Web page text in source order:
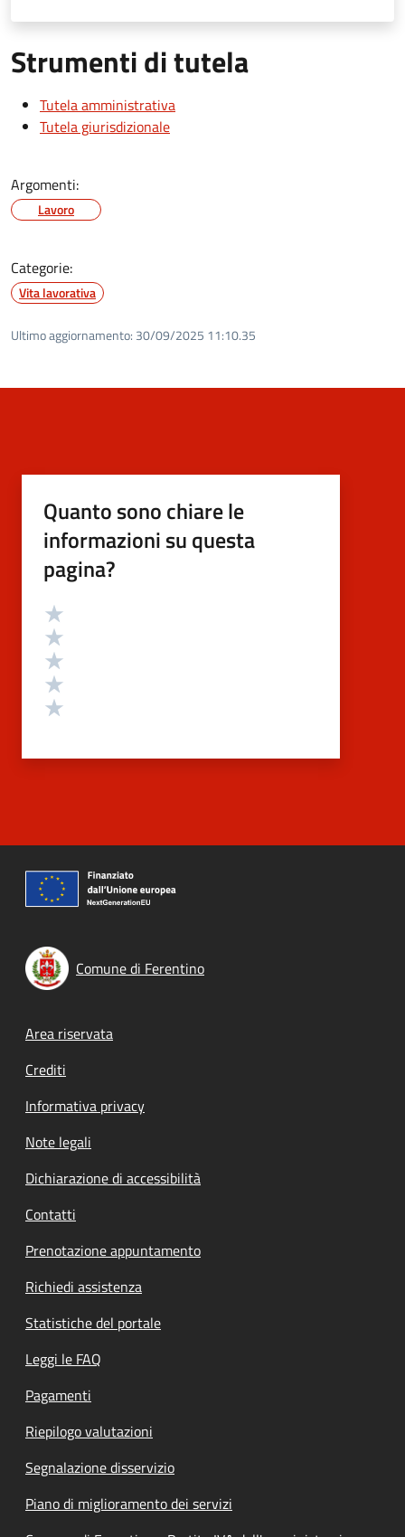
Strumenti di tutela
Tutela amministrativa
Tutela giurisdizionale
Argomenti:
Lavoro
Categorie:
Vita lavorativa
Ultimo aggiornamento: 30/09/2025 11:10.35
Quanto sono chiare le
informazioni su questa
pagina?
Valutazione
Comune di Ferentino
Footer menu
Area riservata
Crediti
Informativa privacy
Note legali
Dichiarazione di accessibilità
Contatti
Prenotazione appuntamento
Richiedi assistenza
Statistiche del portale
Leggi le FAQ
Pagamenti
Riepilogo valutazioni
Segnalazione disservizio
Piano di miglioramento dei servizi